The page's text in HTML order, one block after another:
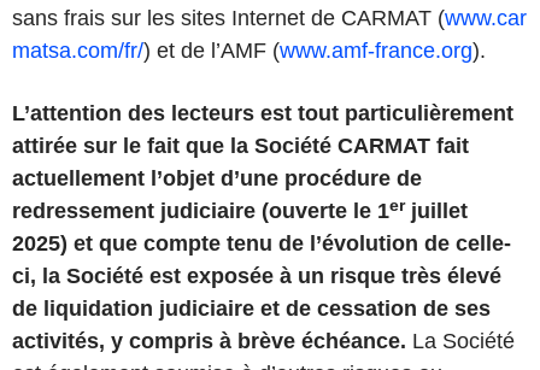
sans frais sur les sites Internet de CARMAT (www.car
matsa.com/fr/) et de l’AMF (www.amf-france.org).
L’attention des lecteurs est tout particulièrement
attirée sur le fait que la Société CARMAT fait
actuellement l’objet d’une procédure de
redressement judiciaire (ouverte le 1erjuillet
2025) et que compte tenu de l’évolution de celle-
ci, la Société est exposée à un risque très élevé
de liquidation judiciaire et de cessation de ses
activités, y compris à brève échéance. La Société